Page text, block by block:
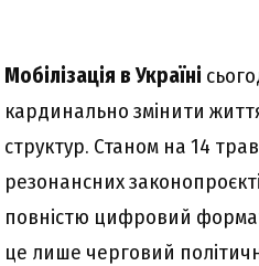
Мобілізація в Україні
кардинально змінити
структур. Станом на 14
резонансних
повністю цифровий
це лише черговий